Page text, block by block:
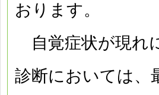
おります。
自覚症状が現れ
診断においては、